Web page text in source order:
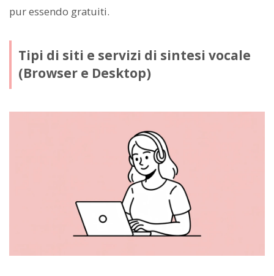
pur essendo gratuiti.
Tipi di siti e servizi di sintesi vocale
(Browser e Desktop)